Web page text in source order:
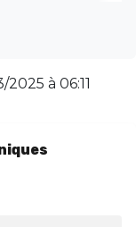
idéalement
de 120ml
une
2025 à 06:11